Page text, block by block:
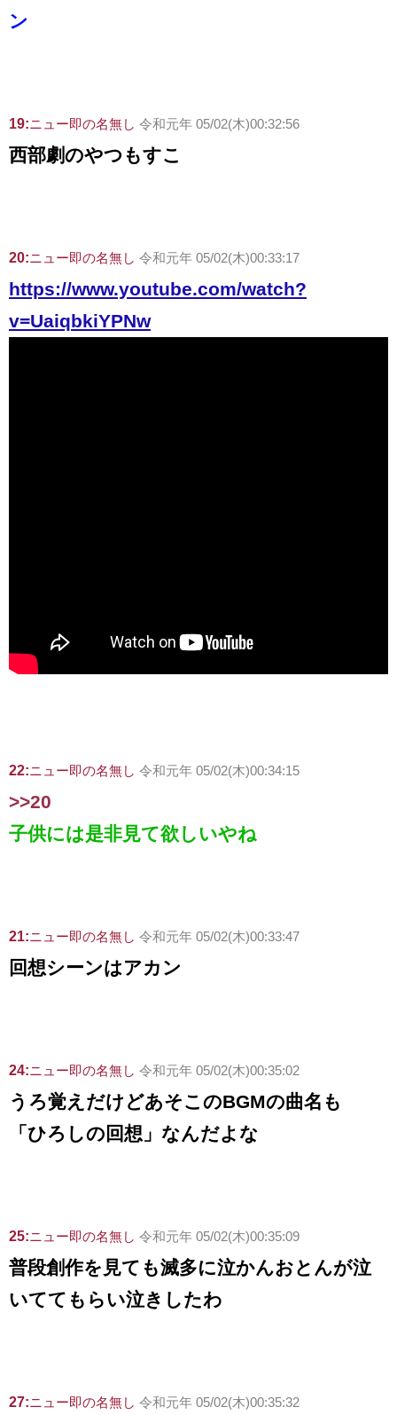
ン
19:ニュー即の名無し 令和元年 05/02(木)00:32:56
西部劇のやつもすこ
20:ニュー即の名無し 令和元年 05/02(木)00:33:17
https://www.youtube.com/watch?
v=UaiqbkiYPNw
22:ニュー即の名無し 令和元年 05/02(木)00:34:15
>>20
子供には是非見て欲しいやね
21:ニュー即の名無し 令和元年 05/02(木)00:33:47
回想シーンはアカン
24:ニュー即の名無し 令和元年 05/02(木)00:35:02
うろ覚えだけどあそこのBGMの曲名も
「ひろしの回想」なんだよな
25:ニュー即の名無し 令和元年 05/02(木)00:35:09
普段創作を見ても滅多に泣かんおとんが泣
いててもらい泣きしたわ
27:ニュー即の名無し 令和元年 05/02(木)00:35:32